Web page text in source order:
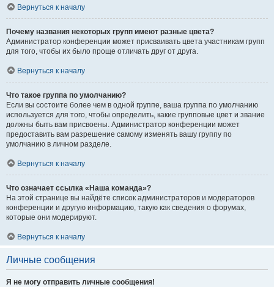
Вернуться к началу
Почему названия некоторых групп имеют разные цвета?
Администратор конференции может присваивать цвета участникам групп
для того, чтобы их было проще отличать друг от друга.
Вернуться к началу
Что такое группа по умолчанию?
Если вы состоите более чем в одной группе, ваша группа по умолчанию
используется для того, чтобы определить, какие групповые цвет и звание
должны быть вам присвоены. Администратор конференции может
предоставить вам разрешение самому изменять вашу группу по
умолчанию в личном разделе.
Вернуться к началу
Что означает ссылка «Наша команда»?
На этой странице вы найдёте список администраторов и модераторов
конференции и другую информацию, такую как сведения о форумах,
которые они модерируют.
Вернуться к началу
Личные сообщения
Я не могу отправить личные сообщения!